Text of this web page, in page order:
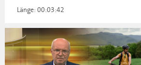
Länge: 00:03:42